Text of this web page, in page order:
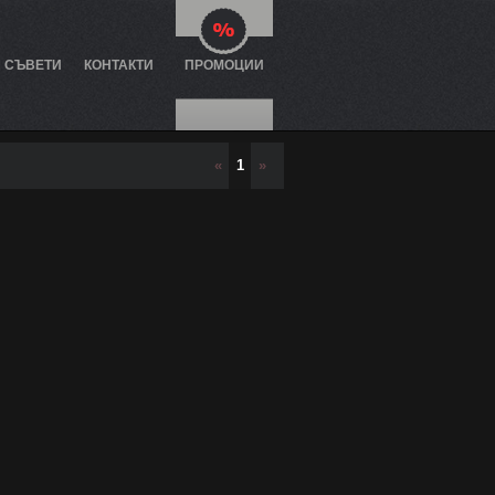
СЪВЕТИ КОНТАКТИ ПРОМОЦИИ
« 1 »